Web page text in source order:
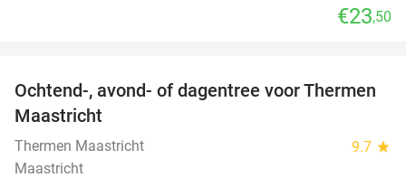
€23,50
25%
Ochtend-, avond- of dagentree voor Thermen
Maastricht
Thermen Maastricht 9.7 star
Maastricht